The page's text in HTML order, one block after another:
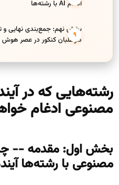
ادغام AI با رشته‌ها
بخش نهم: جمع‌بندی نهایی و
داوطلبان کنکور در عصر
رشته‌هایی که در
مصنوعی ادغام
بخش اول: مقدمه --
مصنوعی با رشته‌ها